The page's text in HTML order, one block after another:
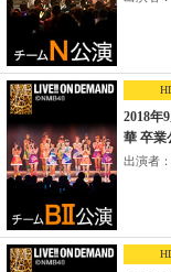
2018年
華 卒業
出演者